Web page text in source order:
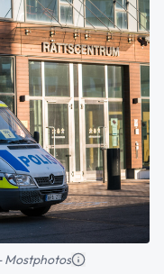
Mostphotos